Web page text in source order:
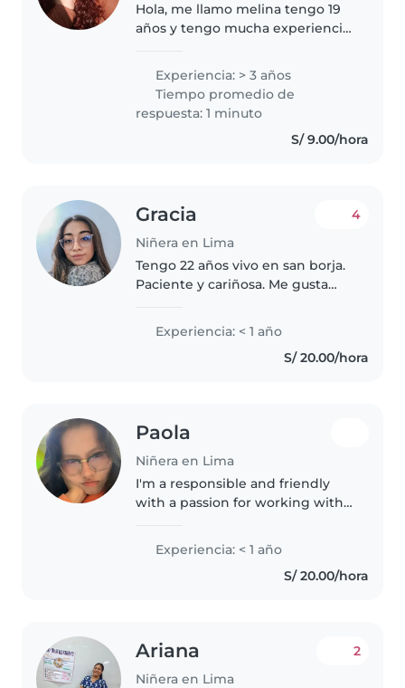
Hola, me llamo melina tengo 19
años y tengo mucha experiencia
desde recién nacidos a grandes
me gusta mucho iteractuar con
Ellos o ayudar en sus trabajos..
Experiencia: > 3 años
Tiempo promedio de
respuesta: 1 minuto
S/ 9.00/hora
Gracia
Niñera en Lima
4
Tengo 22 años vivo en san borja.
Paciente y cariñosa. Me gusta
salir a jugar, cantar. Cuento con
experiencia cuidando a niños y
preadolescentes entre..
Experiencia: < 1 año
S/ 20.00/hora
Paola
Niñera en Lima
I'm a responsible and friendly
with a passion for working with
babies and toddlers, and I'm
comfortable with pets, cooking,
and helping with homework...
Experiencia: < 1 año
S/ 20.00/hora
Ariana
Niñera en Lima
2